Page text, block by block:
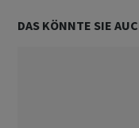
DAS KÖNNTE SIE